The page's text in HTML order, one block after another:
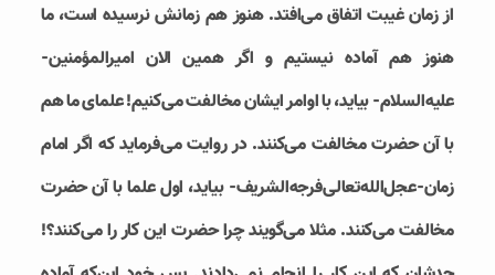
از زمان غیبت اتفاق می‌افتد. هنوز هم زمانش نرسیده است، ما
هنوز هم آماده نیستیم و اگر همین الان امیرالمؤمنین-
علیه‌السلام- بیاید، با اوامر ایشان مخالفت می‌کنیم! علمای ما هم
با آن حضرت مخالفت می‌‌کنند. در روایت می‌فرماید که اگر امام
زمان-عجل‌الله‌تعالی‌فرجه‌الشریف- بیاید، اول علما با آن حضرت
مخالفت می‌کنند. مثلا می‌گویند چرا حضرت این کار را می‌کنند؟!